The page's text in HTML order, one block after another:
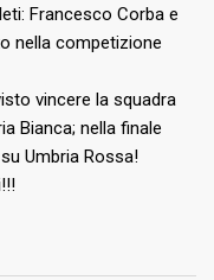
Francesco Corba e
nella competizione
vincere la squadra
Bianca; nella finale
Umbria Rossa!⁣